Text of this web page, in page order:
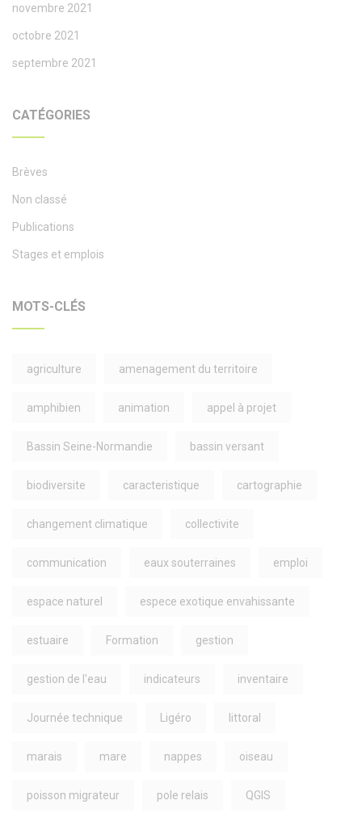
novembre 2021
octobre 2021
septembre 2021
CATÉGORIES
Brèves
Non classé
Publications
Stages et emplois
MOTS-CLÉS
agriculture amenagement du territoire
amphibien animation appel à projet
Bassin Seine-Normandie bassin versant
biodiversite caracteristique cartographie
changement climatique collectivite
communication eaux souterraines emploi
espace naturel espece exotique envahissante
estuaire Formation gestion
gestion de l'eau indicateurs inventaire
Journée technique Ligéro littoral
marais mare nappes oiseau
poisson migrateur pole relais QGIS